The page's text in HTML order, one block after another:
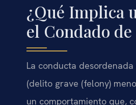
¿Qué Implica
el Condado de
La conducta
(delito grave (felony)
un comportamiento que,